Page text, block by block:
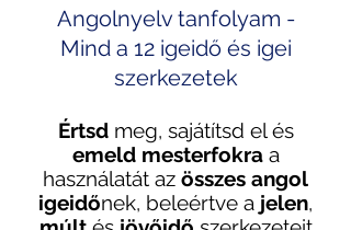
Angolnyelv tanfolyam -
Mind a 12 igeidő és igei
szerkezetek
Értsdmeg, sajátítsd el és
emeld mesterfokra a
használatát az összes angol
igeidőnek, beleértve a jelen,